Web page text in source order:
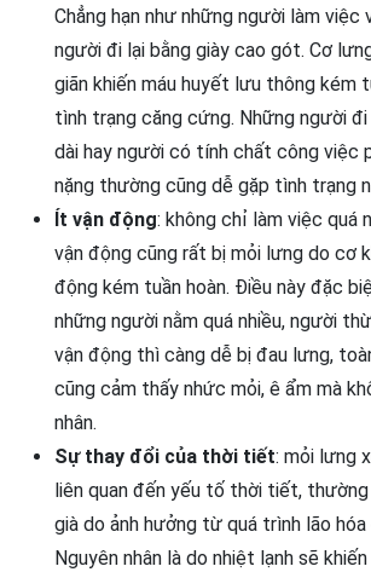
Chẳng hạn như những người làm việc
người đi lại bằng giày cao gót. Cơ
giãn khiến máu huyết lưu thông kém
tình trạng căng cứng. Những người
dài hay người có tính chất công việc
nặng thường cũng dễ gặp tình trạng
Ít vận động: không chỉ làm việc quá
vận động cũng rất bị mỏi lưng do cơ
động kém tuần hoàn. Điều này đặc
những người nằm quá nhiều, người
vận động thì càng dễ bị đau lưng,
cũng cảm thấy nhức mỏi, ê ẩm mà
nhân.
Sự thay đổi của thời tiết: mỏi lưng
liên quan đến yếu tố thời tiết,
già do ảnh hưởng từ quá trình lão
Nguyên nhân là do nhiệt lạnh sẽ